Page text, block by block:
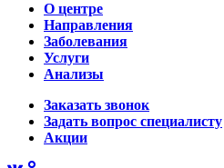
О центре
Направления
Заболевания
Услуги
Анализы
Заказать звонок
Задать вопрос специалисту
Акции